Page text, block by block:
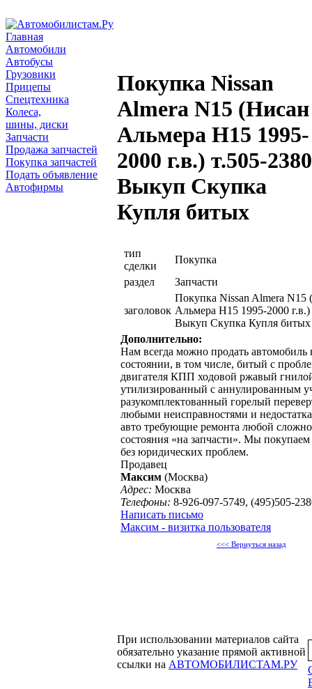
Главная
Автомобили
Автобусы
Грузовики
Прицепы
Спецтехника
Колеса,
шины, диски
Запчасти
Продажа запчастей
Покупка запчастей
Подать объявление
Автофирмы
Покупка Nissan
Almera N15 (Нисан
Альмера Н15 1995-
2000 г.в.) т.505-2380
Выкуп Скупка
Купля битых
тип
сделки
Покупка
раздел
Запчасти
заголовок
Покупка Nissan Almera N15
Альмера Н15 1995-2000 г.в.)
Выкуп Скупка Купля битых
Дополнительно:
Нам всегда можно продать
состоянии, в том числе, битый с
двигателя КПП ходовой ржавый
утилизированный с аннулированным
разукомплектованный горелый
любыми неисправностями и
авто требующие ремонта любой
состояния «на запчасти». Мы
без юридических проблем.
Продавец
Максим (Москва)
Адрес: Москва
Телефоны: 8-926-097-5749, (495)505-
Написать письмо
Максим - визитка пользователя
<<< Вернуться назад
При использовании материалов сайта
обязательно указание прямой активной
ссылки на АВТОМОБИЛИСТАМ.РУ